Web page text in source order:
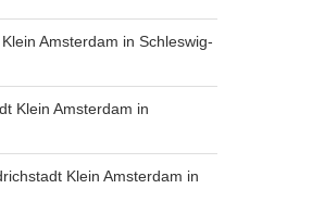
Amsterdam in Schleswig-
Klein Amsterdam in
Klein Amsterdam in